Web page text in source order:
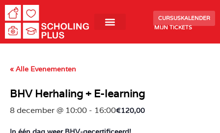
CURSUSKALENDER
MIJN TICKETS
« Alle Evenementen
BHV Herhaling + E-learning
8 december @ 10:00 - 16:00€120,00